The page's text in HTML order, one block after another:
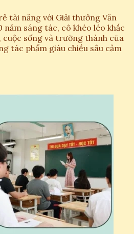
tài năng với Giải thưởng Văn
năm sáng tác, cô khéo léo khắc
sống và trưởng thành của
tác phẩm giàu chiều sâu cảm